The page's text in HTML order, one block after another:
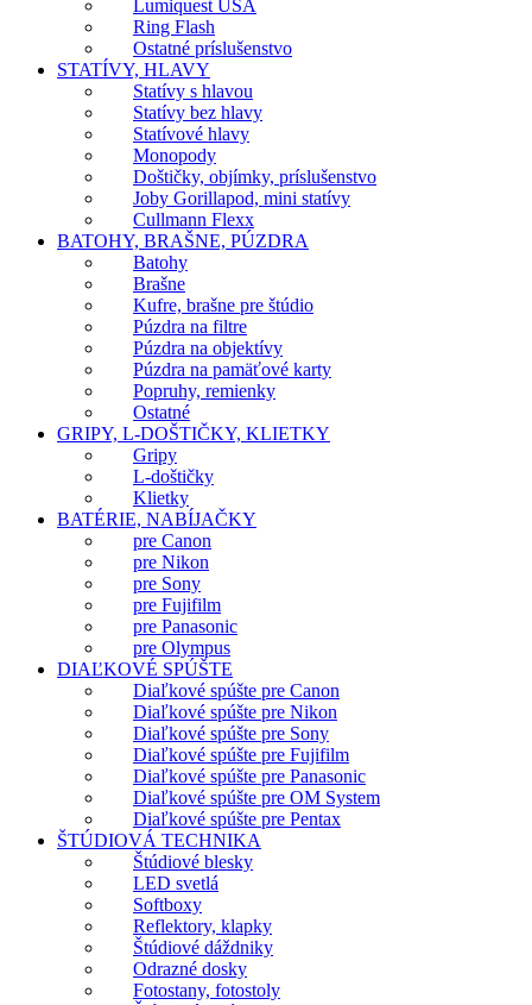
Lumiquest USA
Ring Flash
Ostatné príslušenstvo
STATÍVY, HLAVY
Statívy s hlavou
Statívy bez hlavy
Statívové hlavy
Monopody
Doštičky, objímky, príslušenstvo
Joby Gorillapod, mini statívy
Cullmann Flexx
BATOHY, BRAŠNE, PÚZDRA
Batohy
Brašne
Kufre, brašne pre štúdio
Púzdra na filtre
Púzdra na objektívy
Púzdra na pamäťové karty
Popruhy, remienky
Ostatné
GRIPY, L-DOŠTIČKY, KLIETKY
Gripy
L-doštičky
Klietky
BATÉRIE, NABÍJAČKY
pre Canon
pre Nikon
pre Sony
pre Fujifilm
pre Panasonic
pre Olympus
DIAĽKOVÉ SPÚŠTE
Diaľkové spúšte pre Canon
Diaľkové spúšte pre Nikon
Diaľkové spúšte pre Sony
Diaľkové spúšte pre Fujifilm
Diaľkové spúšte pre Panasonic
Diaľkové spúšte pre OM System
Diaľkové spúšte pre Pentax
ŠTÚDIOVÁ TECHNIKA
Štúdiové blesky
LED svetlá
Softboxy
Reflektory, klapky
Štúdiové dáždniky
Odrazné dosky
Fotostany, fotostoly